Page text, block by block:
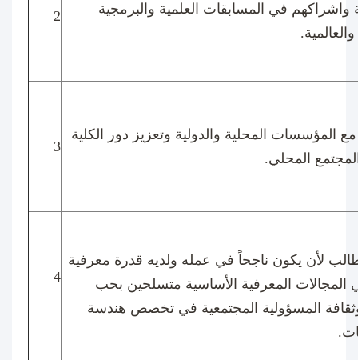
واشراكهم في المسابقات العلمية والبرمجية
2
مع المؤسسات المحلية والدولية وتعزيز دور الكلية
المحلي.
3
لأن يكون ناجحاً في عمله ولديه قدرة معرفية
المجالات المعرفية الأساسية متسلحين بحب
المسؤولية المجتمعية في تخصص هندسة
4